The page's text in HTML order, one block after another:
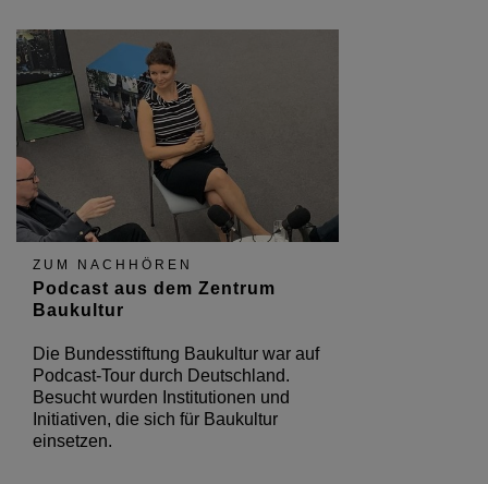
ZUM NACHHÖREN
Podcast aus dem Zentrum
Baukultur
Die Bundesstiftung Baukultur war auf
Podcast-Tour durch Deutschland.
Besucht wurden Institutionen und
Initiativen, die sich für Baukultur
einsetzen.